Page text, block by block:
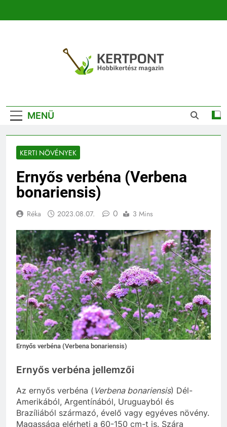
Kertészeti
Magazin |
Növénykereső És
Növényhatározó
MENÜ
KERTI NÖVÉNYEK
Ernyős verbéna (Verbena
bonariensis)
Réka 2023.08.07. 0 3 Mins
Ernyős verbéna (Verbena bonariensis)
Ernyős verbéna jellemzői
Az ernyős verbéna ( Verbena bonariensis) Dél-
Amerikából, Argentínából, Uruguayból és
Brazíliából származó, évelő vagy egyéves növény.
Magassága elérheti a 60-150 cm-t is. Szára